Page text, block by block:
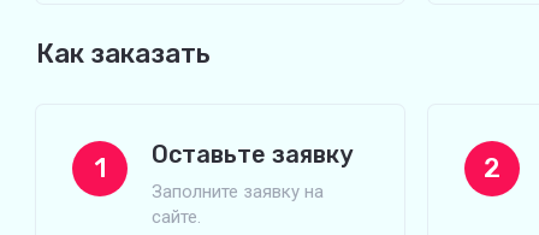
Как заказать
1 Оставьте заявку
Заполните заявку на
сайте.
2